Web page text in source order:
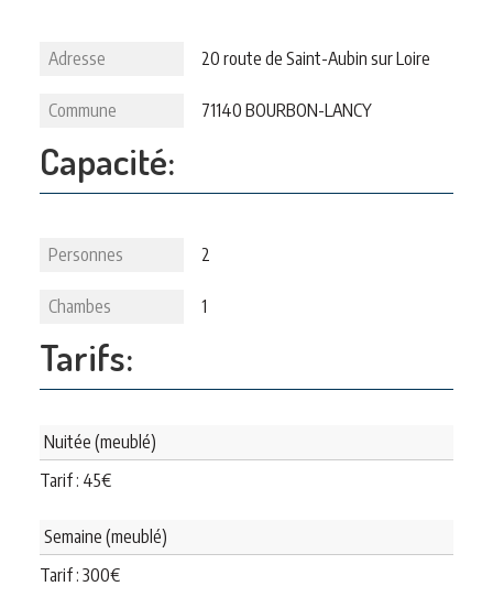
Adresse 20 route de Saint-Aubin sur Loire
Commune 71140 BOURBON-LANCY
Capacité:
Personnes 2
Chambes 1
Tarifs:
Nuitée (meublé)
Tarif : 45€
Semaine (meublé)
Tarif : 300€